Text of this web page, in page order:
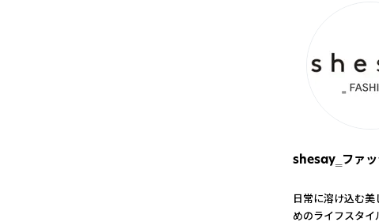
shesay‗ファッ
日常に溶け込む美
めのライフスタイ